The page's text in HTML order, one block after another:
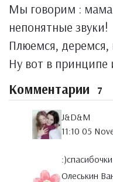
Мы говорим :
непонятные звуки!
Плюемся,
Ну вот в принципе
Комментарии 7
J&D&M
11:10 05
Олеськин